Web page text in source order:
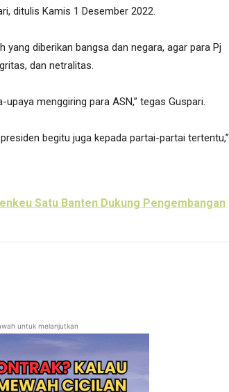
ditulis Kamis 1 Desember 2022.
diberikan bangsa dan negara, agar para Pj
dan netralitas.
menggiring para ASN,” tegas Guspari.
begitu juga kepada partai-partai tertentu,”
Satu Banten Dukung Pengembangan
untuk melanjutkan